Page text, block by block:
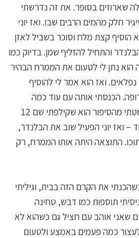
שארוזים בסוּפּר. את זה נדרשתי
חלק מהמים הרבים שבו. ואז יוני
הוסיף קצת מלח וסוכר בשביל לאזן
והתחיל להזליף שמן. בדיוק כמו
הוא נתן לי לטעום את הממרח הבהיר
ואז הוא אמר לי להוסיף
הכנסתי אותה עם עוד כמה
קליפות – עובדה שהשמטתי מהסיפור הוא שקילפתי שם 12
– ואז יוני הפעיל שוב את הבלנדר,
התוצאה היתה אותו הממרח, רק
את הקרם הזה בבית, וגיליתי
תוספות כמו דבש, טחינה
שאני אוהב עם חציל גם כשהוא לא
כמה פעמים באמצע ולטעום